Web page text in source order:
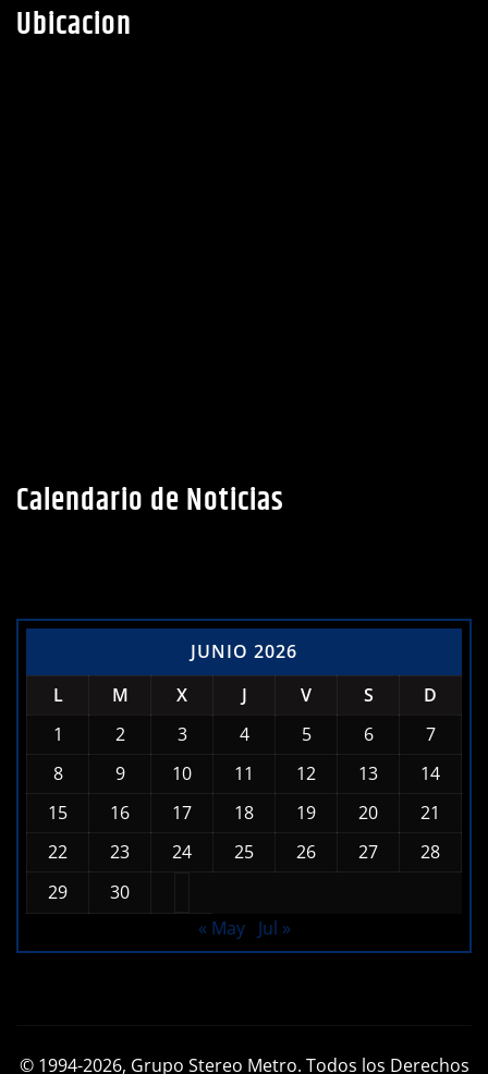
Ubicacion
Calendario de Noticias
JUNIO 2026
L
M X J V S
D
1
2 3 4 5 6
7
8
9 10 11 12 13
14
15
16 17 18 19 20
21
22
23 24 25 26 27
28
29
30
« May
Jul »
© 1994-2026, Grupo Stereo Metro. Todos los Derechos